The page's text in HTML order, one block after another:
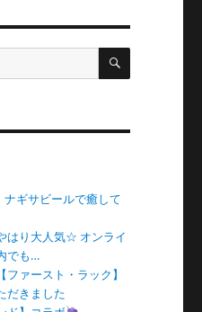
検
ギサビールで癒して
はり大人気☆ オンライ
でも…
ァースト・ラック】
だきました